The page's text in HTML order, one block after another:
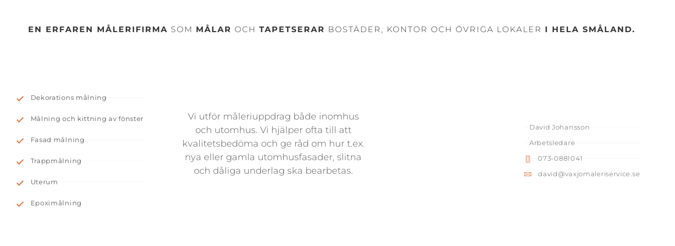
EN ERFAREN MÅLERIFIRMA SOM MÅLAR OCH TAPETSERAR BOSTÄDER, KONTOR OCH ÖVRIGA LOKALER I HELA SMÅLAND.
Dekorations målning
Målning och kittning av fönster
Fasad målning
Trappmålning
Uterum
Epoximålning
Vi utför måleriuppdrag både inomhus
och utomhus. Vi hjälper ofta till att
kvalitetsbedöma och ge råd om hur t.ex.
nya eller gamla utomhusfasader, slitna
och dåliga underlag ska bearbetas.
David Johansson
Arbetsledare
073-0881041
david@vaxjomaleriservice.se